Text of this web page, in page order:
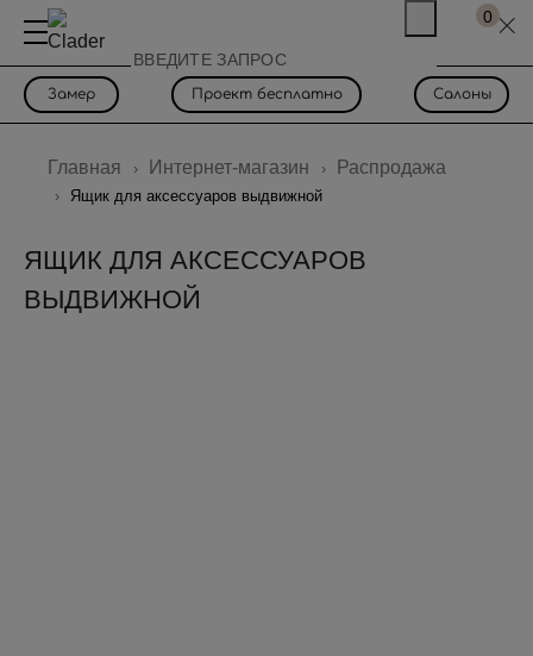
0
Замер Проект бесплатно Салоны
Главная Интернет-магазин Распродажа
Ящик для аксессуаров выдвижной
ЯЩИК ДЛЯ АКСЕССУАРОВ
ВЫДВИЖНОЙ